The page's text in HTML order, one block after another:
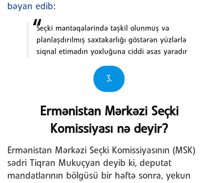
bəyan edib:
Seçki məntəqələrində təşkil olunmuş və
planlaşdırılmış saxtakarlığı göstərən yüzlərlə
siqnal etimadın yoxluğuna ciddi əsas yaradır
3.
Ermənistan Mərkəzi Seçki
Komissiyası nə deyir?
Ermənistan Mərkəzi Seçki Komissiyasının (MSK)
sədri Tiqran Mukuçyan deyib ki, deputat
mandatlarının bölgüsü bir həftə sonra, yekun